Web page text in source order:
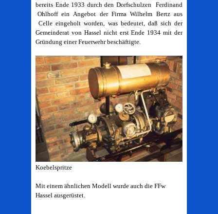
bereits Ende 1933 durch den Dorfschulzen Ferdinand
Ohlhoff ein Angebot der Firma Wilhelm Bertz aus
Celle eingeholt worden, was bedeutet, daß sich der
Gemeinderat von Hassel nicht erst Ende 1934 mit der
Gründung einer Feuerwehr beschäftigte.
Koebelspritze
Mit einem ähnlichen Modell wurde auch die FFw
Hassel ausgerüstet.